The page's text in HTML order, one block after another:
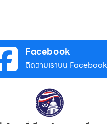
Facebook
ติดตามเราบน Facebook